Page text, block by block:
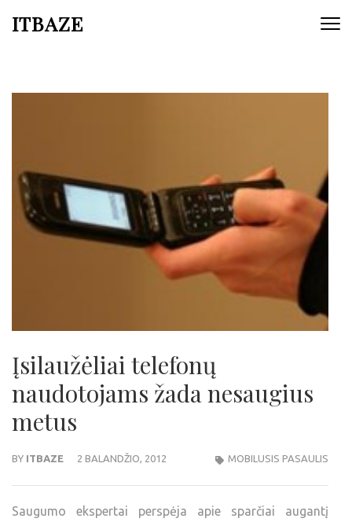
ITBAZE
Įsilaužėliai telefonų
naudotojams žada nesaugius
metus
BY ITBAZE 2 BALANDŽIO, 2012 MOBILUSIS PASAULIS
Saugumo ekspertai perspėja apie sparčiai augantį